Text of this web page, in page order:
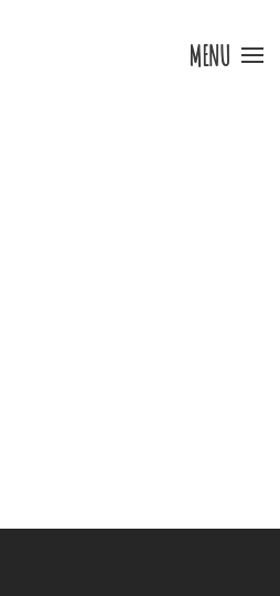
MENU